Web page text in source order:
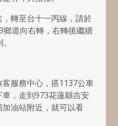
轉至台十一丙線，請於
道向右轉，右轉後繼續
服務中心，搭1137公車
，走到973花蓮縣吉安
油站附近，就可以看